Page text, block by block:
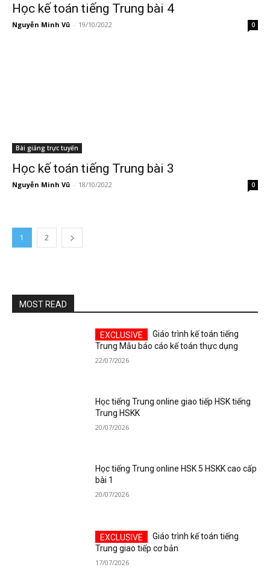
Học kế toán tiếng Trung bài 4
Nguyễn Minh Vũ - 19/10/2022 0
Bài giảng trực tuyến
Học kế toán tiếng Trung bài 3
Nguyễn Minh Vũ - 18/10/2022 0
1 2
MOST READ
Giáo trình kế toán tiếng
Trung Mẫu báo cáo kế toán thực dụng
22/07/2026
Học tiếng Trung online giao tiếp HSK tiếng
Trung HSKK
20/07/2026
Học tiếng Trung online HSK 5 HSKK cao cấp
bài 1
20/07/2026
Giáo trình kế toán tiếng
Trung giao tiếp cơ bản
17/07/2026